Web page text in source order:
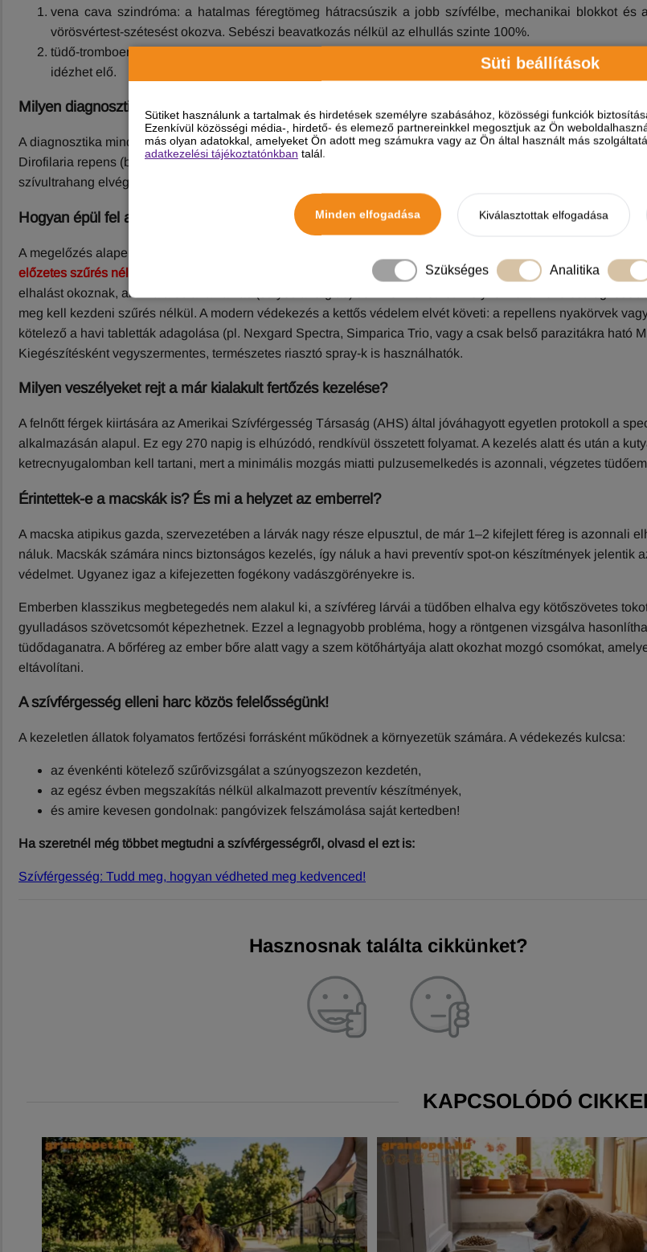
Süti beállítások
Sütiket használunk a tartalmak és hirdetések személyre szabásához, közösségi funkciók
Ezenkívül közösségi média-, hirdető- és elemező partnereinkkel megosztjuk az Ön
más olyan adatokkal, amelyeket Ön adott meg számukra vagy az Ön által használt más
adatkezelési tájékoztatónkban talál.
Minden elfogadása Kiválasztottak elfogadása
Szükséges Analitika
vena cava szindróma: a hatalmas féregtömeg hátracsúszik a jobb szívfélbe, mechanikai blokkot és
vörösvértest-szétesést okozva. Sebészi beavatkozás nélkül az elhullás szinte 100%.
tüdő-tromboembólia: az elpusztuló férgek darabjai elzárják a tüdőartériákat, ami akut fulladást,
idézhet elő.
Milyen diagnosztikai tesztek állnak az állatorvosok rendelkezésére?
A diagnosztika mindig többlépcsős. Ha a Knott-teszt pozitív, de az antigénteszt negatív, akkor az esetek döntő
Dirofilaria repens (bőrféreg) fertőzéssel állunk szemben. Pozitív diagnózis után kötelező a kétirányú
szívultrahang elvégzése.
Hogyan épül fel a biztonságos megelőzés?
A megelőzés alapelve a fiatal lárvaalakok elpusztítása. Szigorú szabály:
előzetes szűrés nélkül elkezdeni!
Ha a szervezetben már sok mikrofilária kering, a preventív szerek hirtelen,
elhalást okoznak, ami halálos anafilaxiás (súlyos allergiás) sokkhoz vezethet. Kölyköknél a kezelést legkésőbb
meg kell kezdeni szűrés nélkül. A modern védekezés a kettős védelem elvét követi: a repellens nyakörvek
kötelező a havi tabletták adagolása (pl. Nexgard Spectra, Simparica Trio, vagy a csak belső parazitákra ható
Kiegészítésként vegyszermentes, természetes riasztó spray-k is használhatók.
Milyen veszélyeket rejt a már kialakult fertőzés kezelése?
A felnőtt férgek kiirtására az Amerikai Szívférgesség Társaság (AHS) által jóváhagyott egyetlen protokoll a
alkalmazásán alapul. Ez egy 270 napig is elhúzódó, rendkívül összetett folyamat. A kezelés alatt és után a
ketrecnyugalomban kell tartani, mert a minimális mozgás miatti pulzusemelkedés is azonnali, végzetes
Érintettek-e a macskák is? És mi a helyzet az emberrel?
A macska atipikus gazda, szervezetében a lárvák nagy része elpusztul, de már 1–2 kifejlett féreg is azonnali
náluk. Macskák számára nincs biztonságos kezelés, így náluk a havi preventív spot-on készítmények jelentik
védelmet. Ugyanez igaz a kifejezetten fogékony vadászgörényekre is.
Emberben klasszikus megbetegedés nem alakul ki, a szívféreg lárvái a tüdőben elhalva egy kötőszövetes
gyulladásos szövetcsomót képezhetnek. Ezzel a legnagyobb probléma, hogy a röntgenen vizsgálva
tüdődaganatra. A bőrféreg az ember bőre alatt vagy a szem kötőhártyája alatt okozhat mozgó csomókat,
eltávolítani.
A szívférgesség elleni harc közös felelősségünk!
A kezeletlen állatok folyamatos fertőzési forrásként működnek a környezetük számára. A védekezés kulcsa:
az évenkénti kötelező szűrővizsgálat a szúnyogszezon kezdetén,
az egész évben megszakítás nélkül alkalmazott preventív készítmények,
és amire kevesen gondolnak: pangóvizek felszámolása saját kertedben!
Ha szeretnél még többet megtudni a szívférgességről, olvasd el ezt is:
Szívférgesség: Tudd meg, hogyan védheted meg kedvenced!
Hasznosnak találta cikkünket?
KAPCSOLÓDÓ